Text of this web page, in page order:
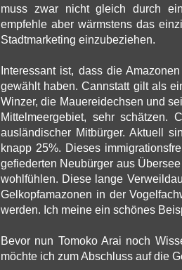
muss zwar nicht gleich durch
empfehle aber wärmstens das
Stadtmarketing einzubeziehen.
Interessant ist, dass die
gewählt haben. Cannstatt gilt als
Winzer, die Mauereidechsen und
Mittelmeergebiet, sehr schätzen.
ausländischer Mitbürger. Aktuell
knapp 25%. Dieses
gefiederten Neubürger aus
wohlfühlen. Diese lange
Gelkopfamazonen in der
werden. Ich meine ein schönes
Bevor nun Tomoko Arai noch
möchte ich zum Abschluss auf die